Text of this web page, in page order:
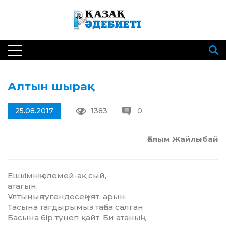
Алтын шырақ
25.08.2017 1383 0
Ғалым Жайлыбай
Ешкімнің елемей-ақ сый,
атағын,
Ұлтыңның түгендесең ұят, арын.
Тасына тағдырымыз таңба салған
Басына бір түнеп қайт, Би атаның!